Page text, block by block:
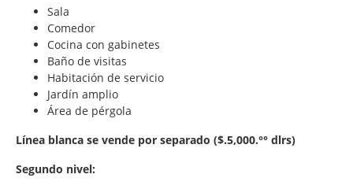
Sala
Comedor
Cocina con gabinetes
Baño de visitas
Habitación de servicio
Jardín amplio
Área de pérgola
Línea blanca se vende por separado ($.5,000.°° dlrs)
Segundo nivel: